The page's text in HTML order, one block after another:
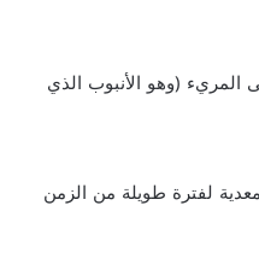
المريء (وهو الأنبوب الذي
لفترة طويلة من الزمن